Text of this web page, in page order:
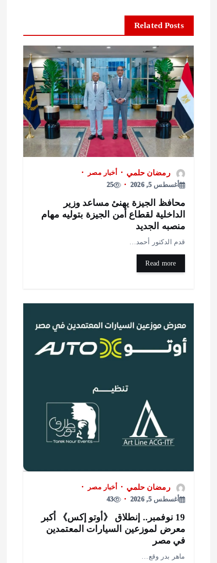
Related Posts
رمضان حلمي
أخبار مصر
أغسطس 5, 2026
25
الجيزة يهنئ مساعد وزير
لقطاع أمن الجيزة بتوليه مهام
الجديد
الدكتور أحمد…
رمضان حلمي
أخبار مصر
أغسطس 5, 2026
43
19 نوفمبر.. إنطلاق 《أوتو إكس》 أكبر
لموزعين السيارات المعتمدين
بدر وقع…